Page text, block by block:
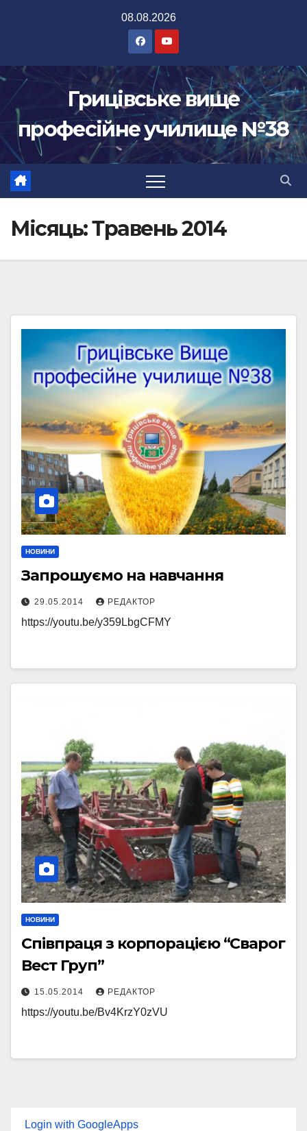
08.08.2026
Грицівське вище
професійне училище №38
Місяць:Травень 2014
НОВИНИ
Запрошуємо на навчання
29.05.2014 РЕДАКТОР
https://youtu.be/y359LbgCFMY
НОВИНИ
Співпраця з корпорацією “Сварог
Вест Груп”
15.05.2014 РЕДАКТОР
https://youtu.be/Bv4KrzY0zVU
Login with GoogleApps